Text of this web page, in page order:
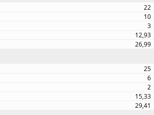
22
10
3
12,93
26,99
25
6
2
15,33
29,41